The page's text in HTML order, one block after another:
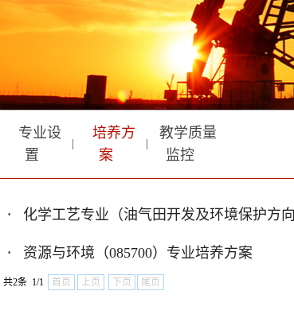
专业设
置
|
培养方
案
|
教学质量
监控
· 化学工艺专业（油气田开发及环境保护方
· 资源与环境（085700）专业培养方案
共2条 1/1 首页 上页 下页 尾页